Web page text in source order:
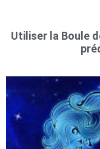
Utiliser la Boule